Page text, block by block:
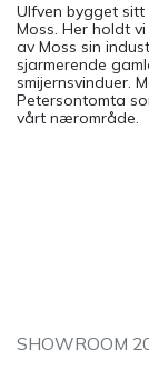
Ulfven bygget sitt
Moss. Her holdt
av Moss sin
sjarmerende
smijernsvinduer.
Petersontomta
vårt nærområde.
SHOWROOM